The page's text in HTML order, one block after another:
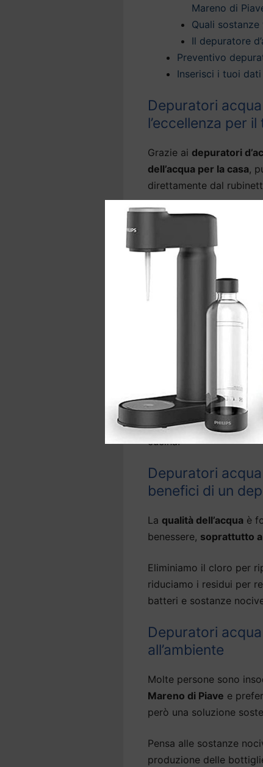
Mareno di
Quali
Il depuratore
Preventivo
Inserisci i tuoi
Depuratori
l’eccellenza per
Grazie ai depuratori
dell’acqua per la casa,
direttamente dal
La nostra tecnologia
del rubinetto,
nocive come arsenico,
Molti modelli di
sono in grado anche di
La gamma comprende
d’acqua
A seconda del sistema,
sopra o sotto il lavello
cucina.
Depuratori
benefici di un
La qualità dell’acqua è
benessere, soprattutto
Eliminiamo il cloro per
riduciamo i residui per
batteri e sostanze
Depuratori
all’ambiente
Molte persone sono
Mareno di Piave e
però una soluzione
Pensa alle sostanze
produzione delle